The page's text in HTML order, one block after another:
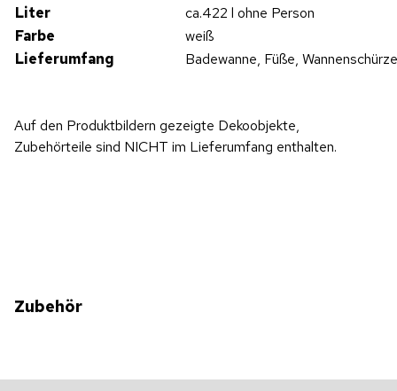
Liter
ca.422 l ohne Person
Farbe
weiß
Lieferumfang
Badewanne, Füße, Wannenschürze
Auf den Produktbildern gezeigte Dekoobjekte,
Zubehörteile sind NICHT im Lieferumfang enthalten.
Zubehör